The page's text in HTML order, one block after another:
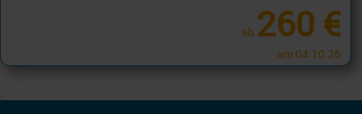
ab 979 €
am 11.08.26